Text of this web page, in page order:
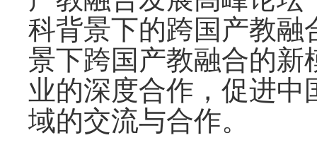
科背景下的跨国产教融
景下跨国产教融合的新
业的深度合作，促进
域的交流与合作。